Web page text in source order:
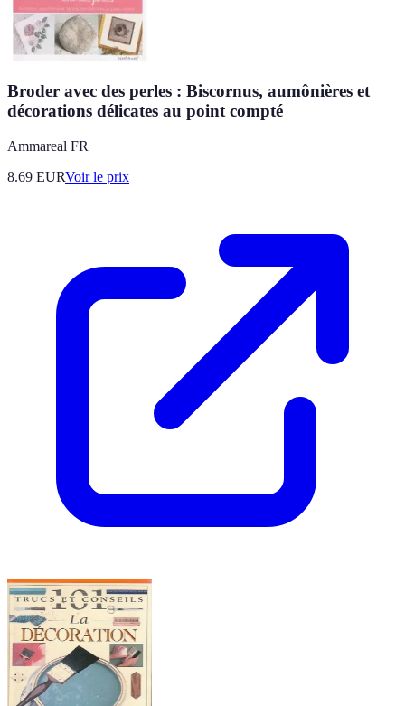
Broder avec des perles : Biscornus, aumônières et
décorations délicates au point compté
Ammareal FR
8.69 EURVoir le prix